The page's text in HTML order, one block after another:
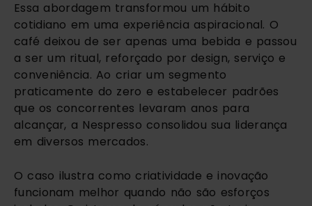
Essa abordagem transformou um hábito
cotidiano em uma experiência aspiracional. O
café deixou de ser apenas uma bebida e passou
a ser um ritual, reforçado por design, serviço e
conveniência. Ao criar um segmento
praticamente do zero e estabelecer padrões
que os concorrentes levaram anos para
alcançar, a Nespresso consolidou sua liderança
em diversos mercados.
O caso ilustra como criatividade e inovação
funcionam melhor quando não são esforços